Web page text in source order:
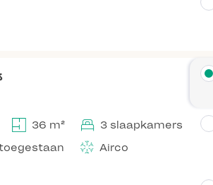
36 m²
3 slaapkamers
Airco